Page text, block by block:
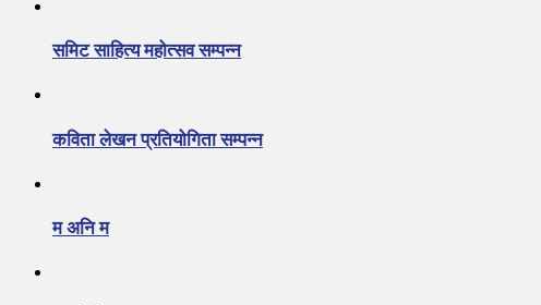
समिट साहित्य महोत्सव सम्पन्न
कविता लेखन प्रतियोगिता सम्पन्न
म अनि म